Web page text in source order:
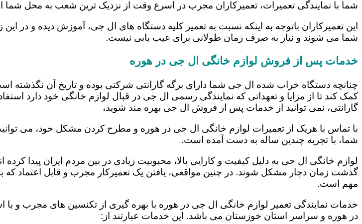
شما با نمایندگی تعمیرات، تعمیرکاران مجرب در اسرع وقت از نزدیک ترین شعب به محل
این تعمیرکاران باتوجه به اینکه نسبت به تعمیر کلیه دستگاه های ال جی، آموزش دیده و در
شما می شوند و نیاز به صرف زمان طولانی برای عیب یابی نیست.
خدمات پس از فروش لوازم خانگی ال جی در هوره
چنانچه دستگاه خراب شده ال جی شما دارای برگه گارانتی شرکتی بوده و تاریخ آن نگذشته
کمک کند تا از مزایا و تعهداتی که نمایندگی رسمی ال جی در قبال لوازم خانگی خود دارد
گارانتی، نمی توانید از خدمات پس از فروش ال جی بهره مند شوید،
با تماس با هریک از تعمیرات لوازم خانگی ال جی در هوره و مطرح کردن مشکل خود، می توانید
شما، با تجربه چندین ساله به دست آمده است.
لوازم خانگی ال جی به دلیل کیفیت و کارایی بالا، محبوبیت زیادی در بین مردم ایران پیدا
گذشت زمان دچار مشکل شوند. در چنین مواقعی، یافتن یک تعمیرکار مجرب و قابل اعتماد که
مهم است.
خدمات نمایندگی تعمیر لوازم خانگی ال جی در هوره با بهره گیری از تکنسین های مجرب و با
در هوره و سراسر استان خوزستان می باشد. این خدمات عبارتند از: